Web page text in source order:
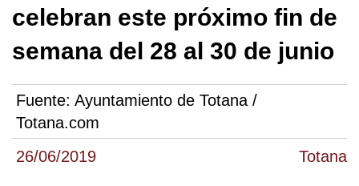
26/06/2019 Totana
celebran este próximo fin de
semana del 28 al 30 de junio
Fuente: Ayuntamiento de Totana /
Totana.com